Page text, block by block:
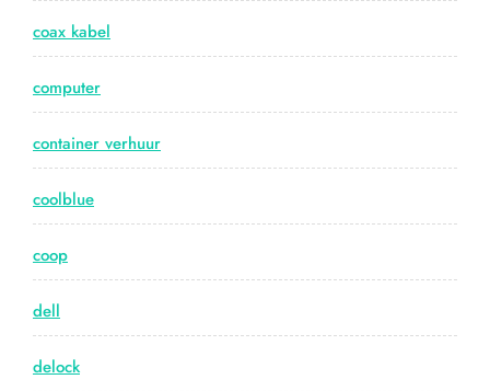
coax kabel
computer
container verhuur
coolblue
coop
dell
delock